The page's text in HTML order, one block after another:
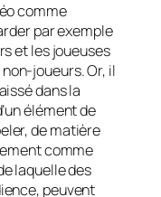
comme
par exemple
et les joueuses
joueurs. Or, il
dans la
élément de
de matière
comme
laquelle des
peuvent